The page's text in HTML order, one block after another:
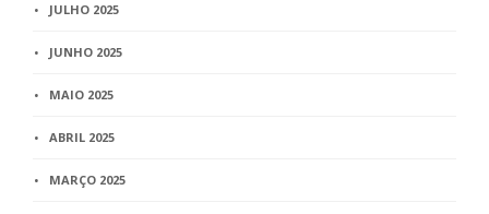
JULHO 2025
JUNHO 2025
MAIO 2025
ABRIL 2025
MARÇO 2025